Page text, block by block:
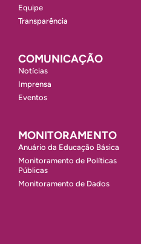
Equipe
Transparência
COMUNICAÇÃO
Notícias
Imprensa
Eventos
MONITORAMENTO
Anuário da Educação Básica
Monitoramento de Políticas
Públicas
Monitoramento de Dados